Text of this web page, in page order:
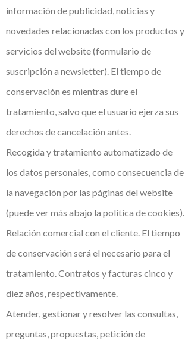
información de publicidad, noticias y
novedades relacionadas con los productos y
servicios del website (formulario de
suscripción a newsletter). El tiempo de
conservación es mientras dure el
tratamiento, salvo que el usuario ejerza sus
derechos de cancelación antes.
Recogida y tratamiento automatizado de
los datos personales, como consecuencia de
la navegación por las páginas del website
(puede ver más abajo la política de cookies).
Relación comercial con el cliente. El tiempo
de conservación será el necesario para el
tratamiento. Contratos y facturas cinco y
diez años, respectivamente.
Atender, gestionar y resolver las consultas,
preguntas, propuestas, petición de